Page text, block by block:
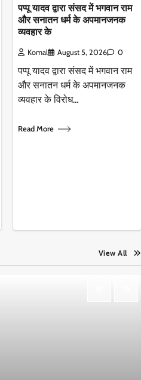
पप्पू यादव द्वारा संसद में भगवान राम
और सनातन धर्म के अपमानजनक
व्यवहार के
Komal August 5, 2026 0
पप्पू यादव द्वारा संसद में भगवान राम
और सनातन धर्म के अपमानजनक
व्यवहार के विरोध…
Read More
View All